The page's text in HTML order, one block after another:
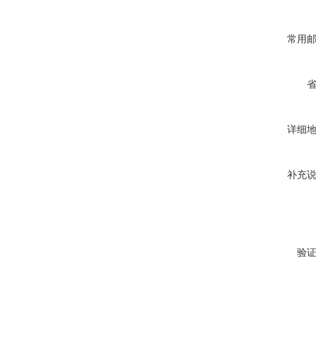
常用
详细
补充
验